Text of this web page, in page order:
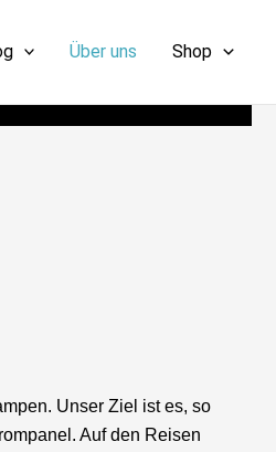
Über uns Shop
Unser Ziel ist es, so
Auf den Reisen